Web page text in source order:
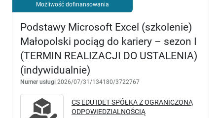
Możliwość dofinansowania
Podstawy Microsoft Excel (szkolenie)
Małopolski pociąg do kariery – sezon I
(TERMIN REALIZACJI DO USTALENIA)
(indywidualnie)
Numer usługi 2026/07/31/134180/3722767
CS EDU IDET SPÓŁKA Z OGRANICZONĄ
ODPOWIEDZIALNOŚCIĄ